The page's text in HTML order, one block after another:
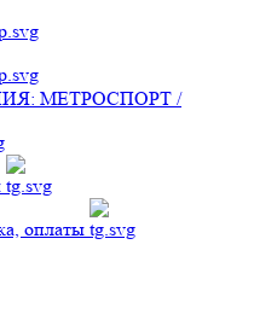
МЕТРОСПОРТ /
оплаты